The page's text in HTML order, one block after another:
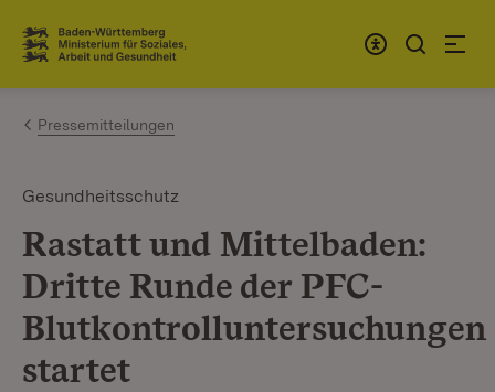
Zum Inhalt springen
Link zur Startseite
Pressemitteilungen
Gesundheitsschutz
Rastatt und Mittelbaden:
Dritte Runde der PFC-
Blutkontrolluntersuchungen
startet